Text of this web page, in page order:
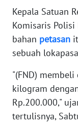
Kepala Satuan
Komisaris
bahan petasan
sebuah
"(FND) membeli
kilogram
Rp.200.000,"
tertulisnya,
JAKARTA
WN
WN
BANTEN
NTT